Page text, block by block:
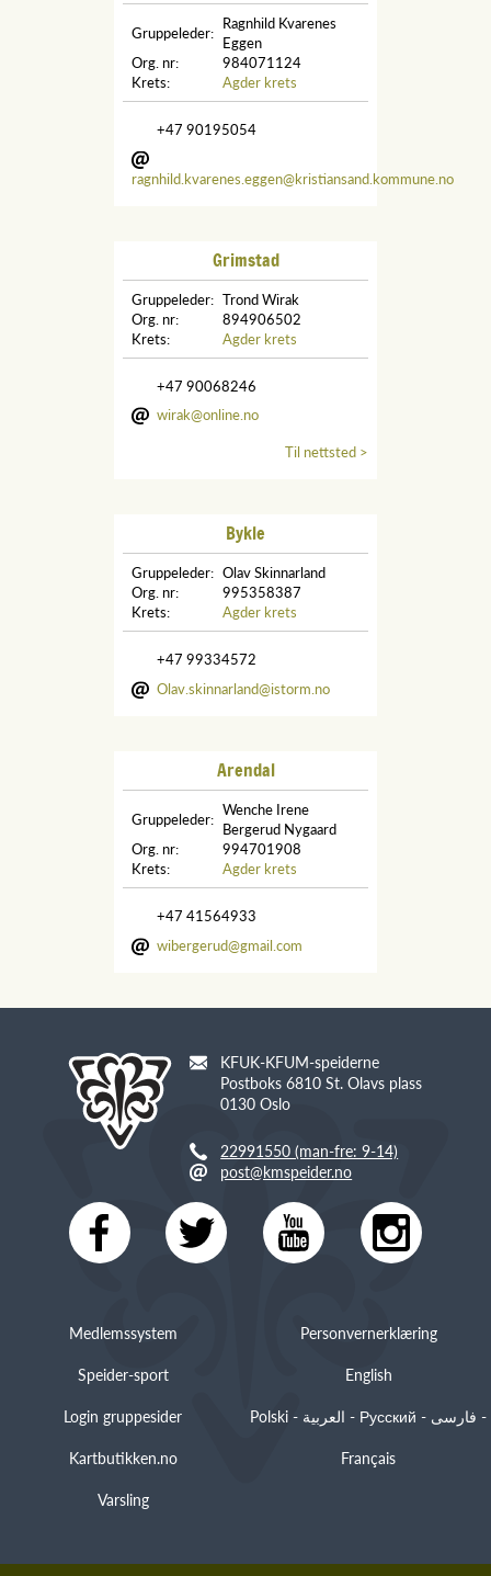
Gruppeleder: Ragnhild Kvarenes
Eggen
Org. nr:
984071124
Krets:
Agder krets
+47 90195054
ragnhild.kvarenes.eggen@kristiansand.kommune.no
Grimstad
Gruppeleder: Trond Wirak
Org. nr:
894906502
Krets:
Agder krets
+47 90068246
wirak@online.no
Til nettsted >
Bykle
Gruppeleder: Olav Skinnarland
Org. nr:
995358387
Krets:
Agder krets
+47 99334572
Olav.skinnarland@istorm.no
Arendal
Gruppeleder: Wenche Irene
Bergerud Nygaard
Org. nr:
994701908
Krets:
Agder krets
+47 41564933
wibergerud@gmail.com
KFUK-KFUM-speiderne
Postboks 6810 St. Olavs plass
0130 Oslo
22991550 (man-fre: 9-14)
post@kmspeider.no
Medlemssystem
Speider-sport
Login gruppesider
Kartbutikken.no
Varsling
Personvernerklæring
English
Polski - العربية - Русский - فارسی -
Français